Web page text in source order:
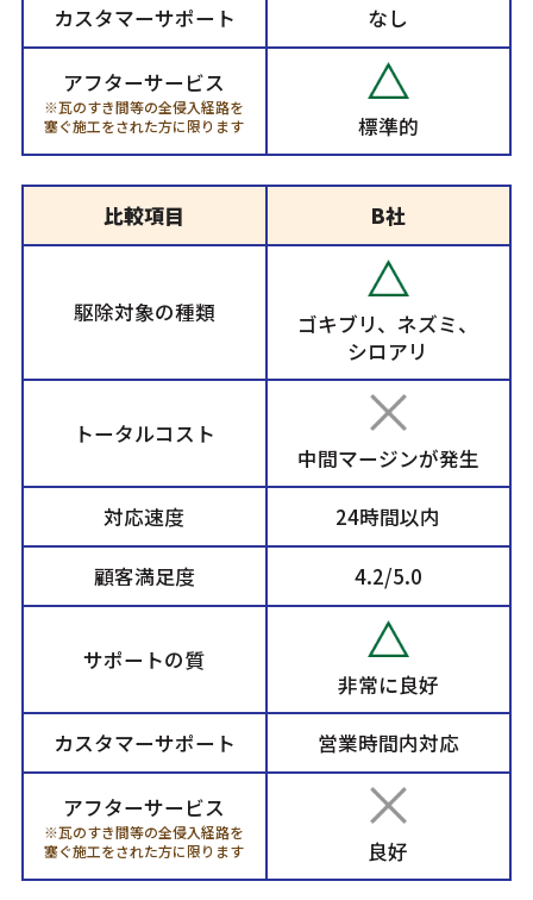
カスタマーサポート なし
アフターサービス
※瓦のすき間等の全侵入経路を
塞ぐ施工をされた方に限ります
標準的
比較項目 B社
駆除対象の種類
ゴキブリ、ネズミ、
シロアリ
トータルコスト
中間マージンが発生
対応速度 24時間以内
顧客満足度 4.2/5.0
サポートの質
非常に良好
カスタマーサポート 営業時間内対応
アフターサービス
※瓦のすき間等の全侵入経路を
塞ぐ施工をされた方に限ります
良好